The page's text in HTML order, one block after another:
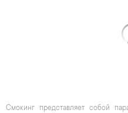
Смокинг представляет собой